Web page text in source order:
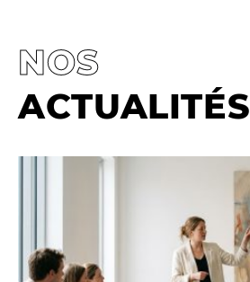
NOS
ACTUALITÉS